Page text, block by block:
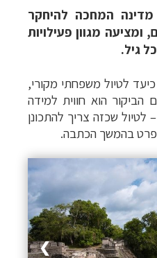
המחכה להיחקר
ומציעה מגוון פעילויות
גיל.
לטיול משפחתי מקורי,
הביקור הוא חווית למידה
שכזה צריך להתכונן
בהמשך הכתבה.
❯